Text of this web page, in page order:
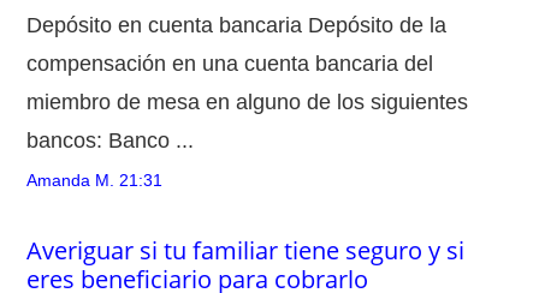
Depósito en cuenta bancaria Depósito de la
compensación en una cuenta bancaria del
miembro de mesa en alguno de los siguientes
bancos: Banco ...
Amanda M. 21:31
Averiguar si tu familiar tiene seguro y si
eres beneficiario para cobrarlo